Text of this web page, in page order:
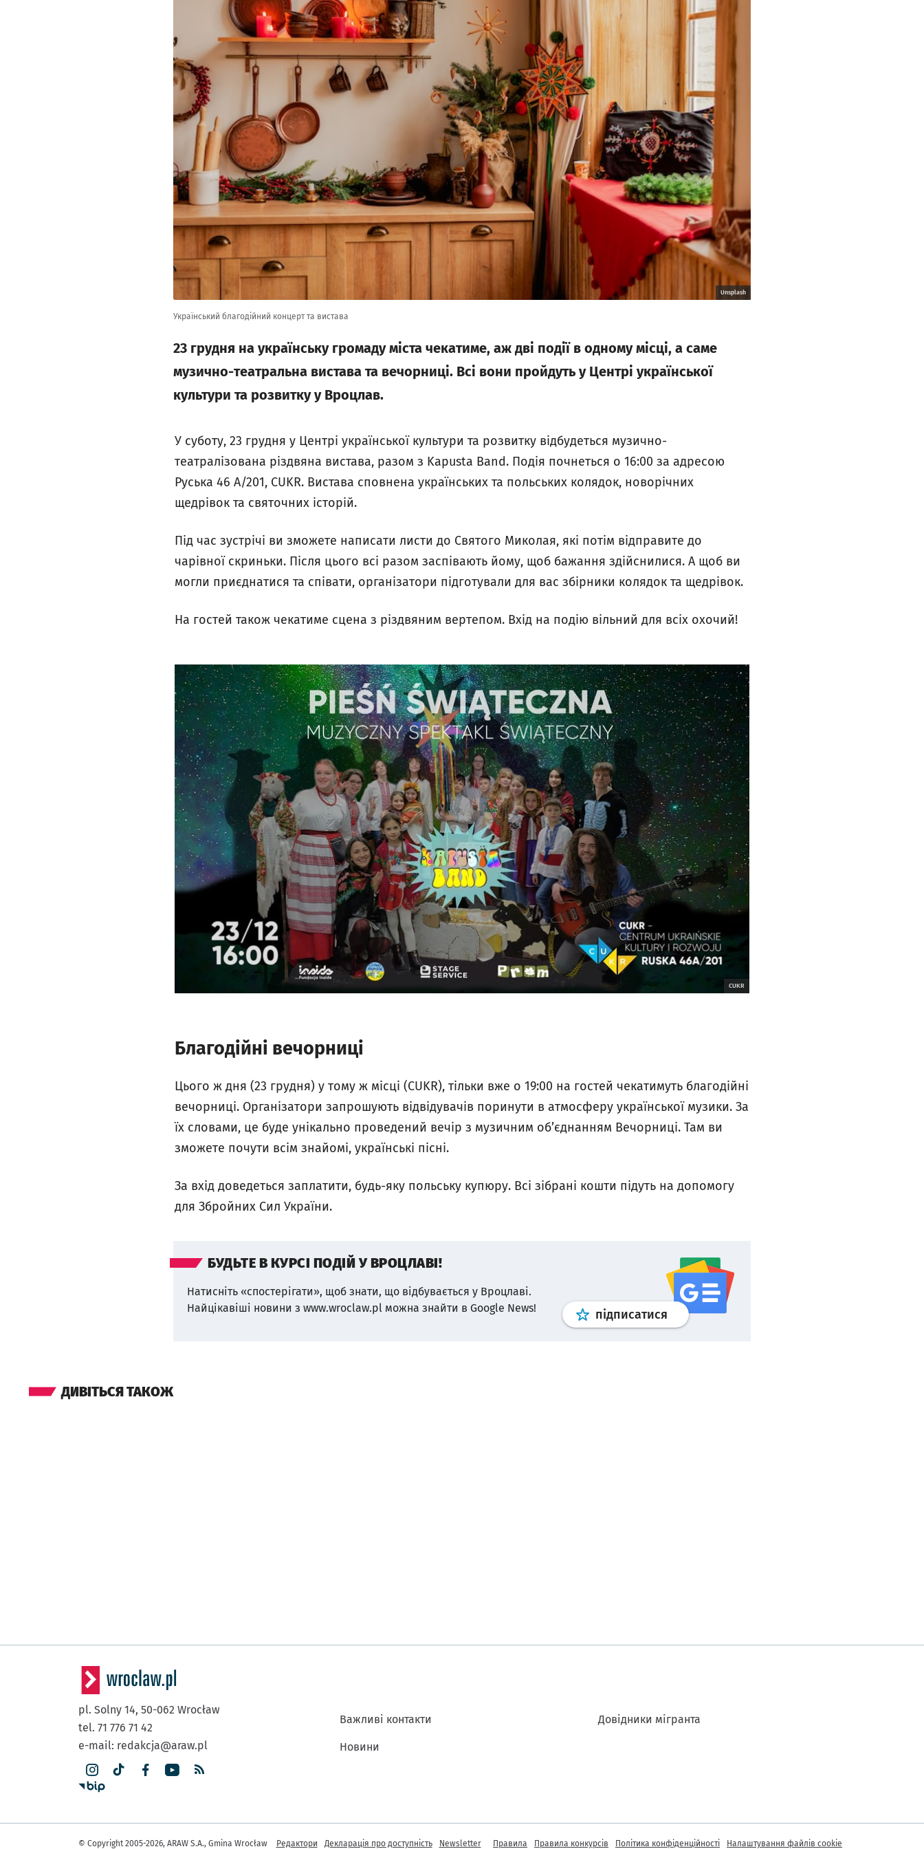
Unsplash
Український благодійний концерт та вистава
23 грудня на українську громаду міста чекатиме, аж дві події в одному місці, а саме
музично-театральна вистава та вечорниці. Всі вони пройдуть у Центрі української
культури та розвитку у Вроцлав.
У суботу, 23 грудня у Центрі української культури та розвитку відбудеться музично-
театралізована різдвяна вистава, разом з Kapusta Band. Подія почнеться о 16:00 за адресою
Руська 46 А/201, CUKR. Вистава сповнена українських та польських колядок, новорічних
щедрівок та святочних історій.
Під час зустрічі ви зможете написати листи до Святого Миколая, які потім відправите до
чарівної скриньки. Після цього всі разом заспівають йому, щоб бажання здійснилися. А щоб ви
могли приєднатися та співати, організатори підготували для вас збірники колядок та щедрівок.
На гостей також чекатиме сцена з різдвяним вертепом. Вхід на подію вільний для всіх охочий!
CUKR
Благодійні вечорниці
Цього ж дня (23 грудня) у тому ж місці (CUKR), тільки вже о 19:00 на гостей чекатимуть благодійні
вечорниці. Організатори запрошують відвідувачів поринути в атмосферу української музики. За
їх словами, це буде унікально проведений вечір з музичним об’єднанням Вечорниці. Там ви
зможете почути всім знайомі, українські пісні.
За вхід доведеться заплатити, будь-яку польську купюру. Всі зібрані кошти підуть на допомогу
для Збройних Сил України.
БУДЬТЕ В КУРСІ ПОДІЙ У ВРОЦЛАВІ!
Натисніть «спостерігати», щоб знати, що відбувається у Вроцлаві.
Найцікавіші новини з www.wroclaw.pl можна знайти в Google News!
підписатися Профільgoogle news
ДИВІТЬСЯ ТАКОЖ
pl. Solny 14, 50-062 Wrocław
tel. 71 776 71 42
e-mail: redakcja@araw.pl
Важливі контакти
Новини
Довідники мігранта
© Copyright 2005-2026, ARAW S.A., Gmina Wrocław Інша інформація
Редактори Декларація про доступність Newsletter Правила Правила конкурсів Політика конфіденційності Налаштування файлів cookie